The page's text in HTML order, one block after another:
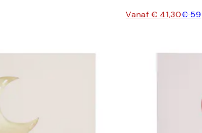
Vanaf € 41,30€ 59